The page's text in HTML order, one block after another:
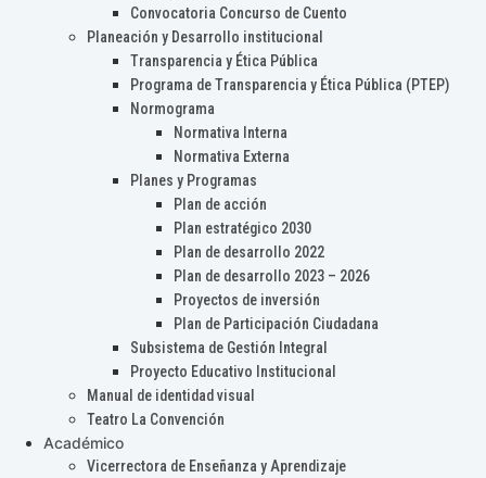
Convocatoria Concurso de Cuento
Planeación y Desarrollo institucional
Transparencia y Ética Pública
Programa de Transparencia y Ética Pública (PTEP)
Normograma
Normativa Interna
Normativa Externa
Planes y Programas
Plan de acción
Plan estratégico 2030
Plan de desarrollo 2022
Plan de desarrollo 2023 – 2026
Proyectos de inversión
Plan de Participación Ciudadana
Subsistema de Gestión Integral
Proyecto Educativo Institucional
Manual de identidad visual
Teatro La Convención
Académico
Vicerrectora de Enseñanza y Aprendizaje